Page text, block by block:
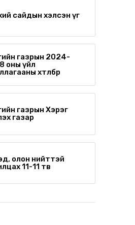
сайдын хэлсэн үг
газрын 2024-
оны үйл
хөтөлбөр
газрын Хэрэг
газар
олон нийттэй
11-11 төв